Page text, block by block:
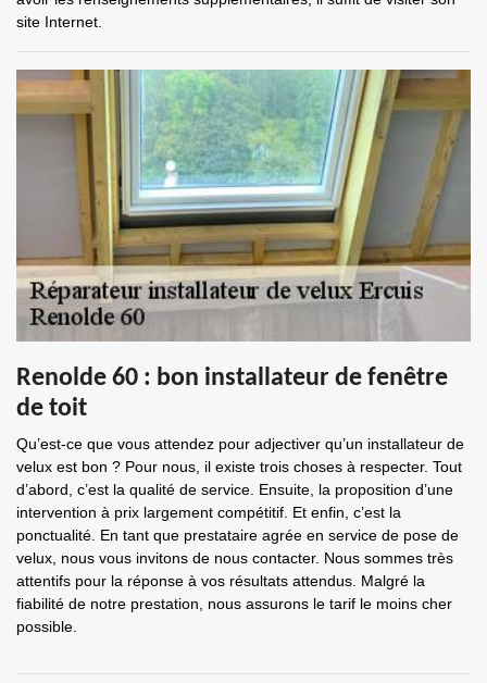
site Internet.
Renolde 60 : bon installateur de fenêtre
de toit
Qu’est-ce que vous attendez pour adjectiver qu’un installateur de
velux est bon ? Pour nous, il existe trois choses à respecter. Tout
d’abord, c’est la qualité de service. Ensuite, la proposition d’une
intervention à prix largement compétitif. Et enfin, c’est la
ponctualité. En tant que prestataire agrée en service de pose de
velux, nous vous invitons de nous contacter. Nous sommes très
attentifs pour la réponse à vos résultats attendus. Malgré la
fiabilité de notre prestation, nous assurons le tarif le moins cher
possible.